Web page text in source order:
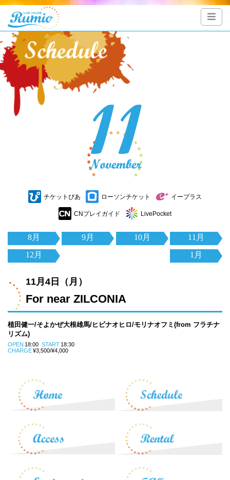
チケットぴあ ローソンチケット イープラス
CNプレイガイド LivePocket
8月 9月 10月
11月
12月
1月
11月4日（月）
For near ZILCONIA
植田健一/そよかぜ大根雄馬/ヒビナオヒロ/モリナオフミ(from フラチナ
リズム)
OPEN 18:00 START 18:30
CHARGE¥3,500/¥4,000